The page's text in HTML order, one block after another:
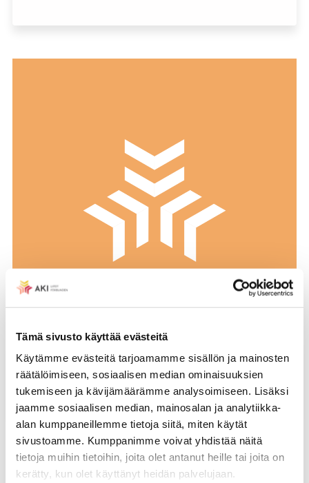
Tämä sivusto käyttää evästeitä
Käytämme evästeitä tarjoamamme sisällön ja mainosten
räätälöimiseen, sosiaalisen median ominaisuuksien
tukemiseen ja kävijämäärämme analysoimiseen. Lisäksi
jaamme sosiaalisen median, mainosalan ja analytiikka-
alan kumppaneillemme tietoja siitä, miten käytät
sivustoamme. Kumppanimme voivat yhdistää näitä
tietoja muihin tietoihin, joita olet antanut heille tai joita on
kerätty, kun olet käyttänyt heidän palvelujaan.
Akilaisen jäsenedut